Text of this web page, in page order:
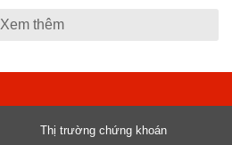
Xem thêm
Thị trường chứng khoán